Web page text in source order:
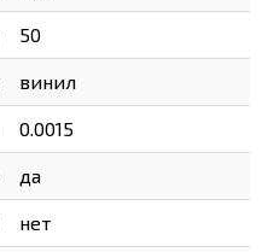
50
винил
0.0015
да
нет